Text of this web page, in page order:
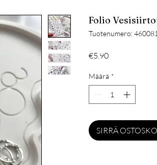
Folio
Tuotenumero:
€5.90Hinta
Määrä *
SIRRÄ